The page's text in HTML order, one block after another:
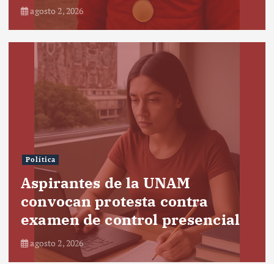
agosto 2, 2026
Política
Aspirantes de la UNAM
convocan protesta contra
examen de control presencial
agosto 2, 2026